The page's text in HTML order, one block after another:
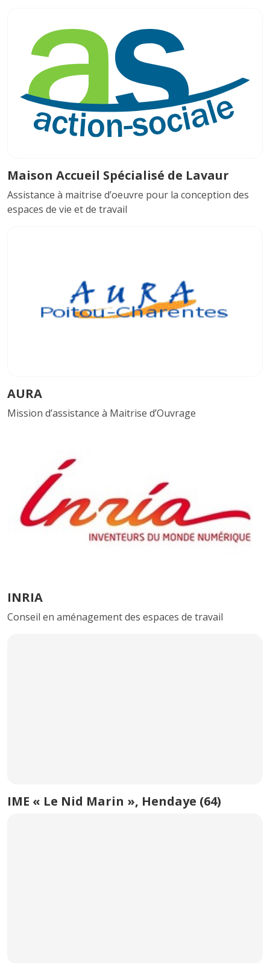
Maison Accueil Spécialisé de Lavaur
Assistance à maitrise d’oeuvre pour la conception des
espaces de vie et de travail
AURA
Mission d’assistance à Maitrise d’Ouvrage
INRIA
Conseil en aménagement des espaces de travail
IME « Le Nid Marin », Hendaye (64)